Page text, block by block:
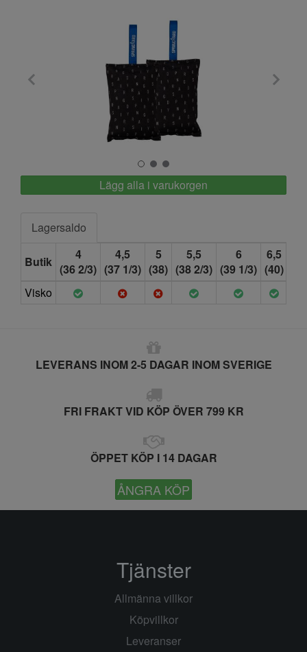
Springyard
Lägg alla i varukorgen
Lagersaldo
Butik
4
(36 2/3)
4,5
(37 1/3)
5
(38)
5,5
(38 2/3)
6
(39 1/3)
6,5
(40)
Visko
LEVERANS INOM 2-5 DAGAR INOM SVERIGE
FRI FRAKT VID KÖP ÖVER 799 KR
ÖPPET KÖP I 14 DAGAR
ÅNGRA KÖP
Tjänster
Allmänna villkor
Köpvillkor
Leveranser